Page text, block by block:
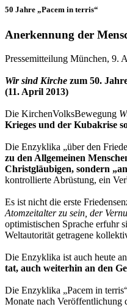
50 Jahre „Pacem in terris“
Anerkennung der
Pressemitteilung München, 9.
Wir sind Kirche zum 50.
(11. April 2013)
Die KirchenVolksBewegung
Krieges und der Kubakrise
Die Enzyklika „über den
zu den Allgemeinen
Christgläubigen, sondern
kontrollierte Abrüstung, ein
Es ist nicht die erste
Atomzeitalter zu sein, der
optimistischen Sprache erfuhr
Weltautorität getragene
Die Enzyklika ist auch heute
tat, auch weiterhin an den
Die Enzyklika „Pacem in
Monate nach Veröffentlichung